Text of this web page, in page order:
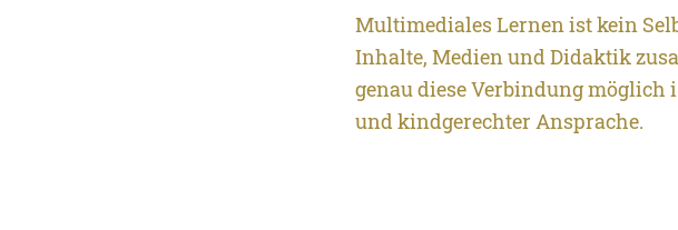
Multimediales Lernen ist kein
Inhalte, Medien und Didaktik
genau diese Verbindung
und kindgerechter Ansprache.